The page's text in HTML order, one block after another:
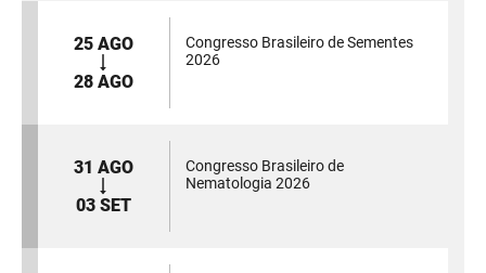
25 AGO
28 AGO
Congresso Brasileiro de Sementes
2026
31 AGO
03 SET
Congresso Brasileiro de
Nematologia 2026